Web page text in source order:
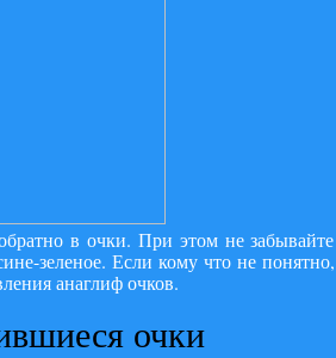
в очки. При этом не забывайте
зеленое. Если кому что не понятно,
анаглиф очков.
очки